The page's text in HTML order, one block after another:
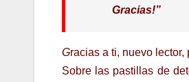
Gracias!”
Gracias a ti, nuevo
Sobre las pastillas de